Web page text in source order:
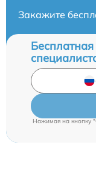
Закажите
Нажимая на кнопку